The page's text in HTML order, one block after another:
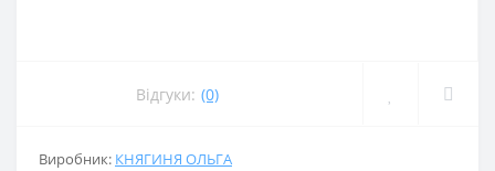
Відгуки: (0)
Виробник: КНЯГИНЯ ОЛЬГА